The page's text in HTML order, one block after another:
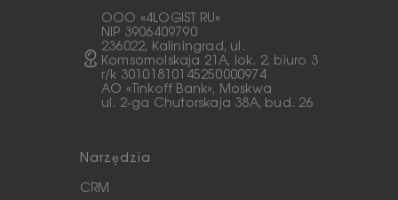
ООО «4LOGIST RU»
NIP 3906409790
236022, Kaliningrad, ul.
Komsomolskaja 21A, lok. 2, biuro 3
r/k 30101810145250000974
AO «Tinkoff Bank», Moskwa
ul. 2-ga Chutorskaja 38A, bud. 26
Narzędzia
CRM